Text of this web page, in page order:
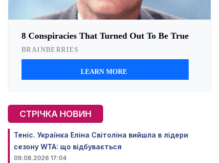
СТРІЧКА НОВИН
Теніс. Українка Еліна Світоліна вийшла в лідери
сезону WTA: що відбувається
09.08.2026 17:04